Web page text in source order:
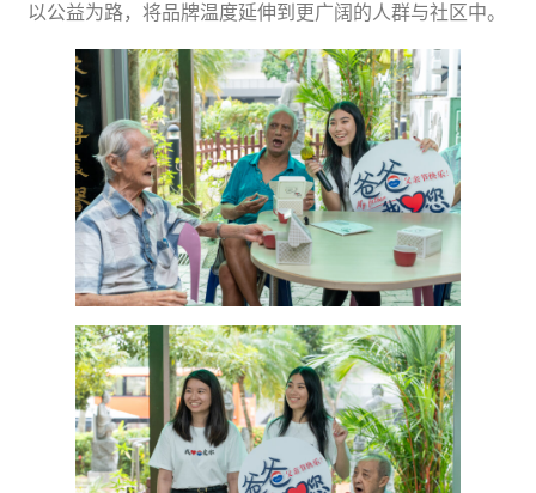
以公益为路，将品牌温度延伸到更广阔的人群与社区中。